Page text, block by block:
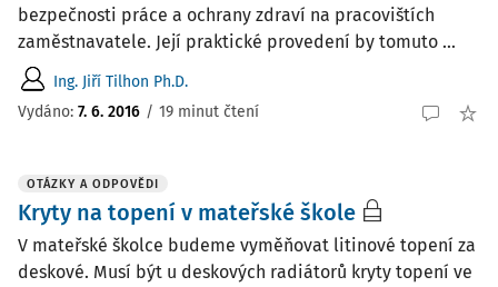
bezpečnosti práce a ochrany zdraví na pracovištích
zaměstnavatele. Její praktické provedení by tomuto ...
Ing. Jiří Tilhon Ph.D.
Vydáno: 7. 6. 2016 / 19 minut čtení
OTÁZKY A ODPOVĚDI
Kryty na topení v mateřské škole
V mateřské školce budeme vyměňovat litinové topení za
deskové. Musí být u deskových radiátorů kryty topení ve